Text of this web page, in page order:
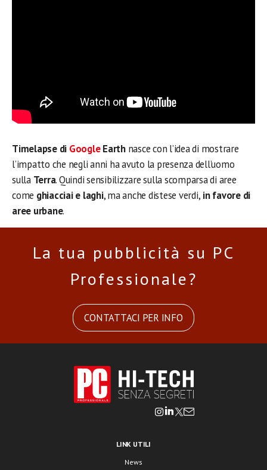
Timelapse di GoogleEarthnasce con l’idea di mostrare
l’impatto che negli anni ha avuto la presenza dell’uomo
sulla Terra. Quindi sensibilizzare sulla scomparsa di aree
come ghiacciai e laghi, ma anche distese verdi, in favore di
aree urbane.
La tua pubblicità su PC
Professionale?
CONTATTACI PER INFO
LINK UTILI
News